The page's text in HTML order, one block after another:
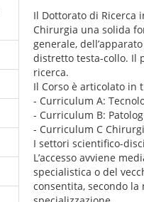
Il Dottorato di Ricerca
Chirurgia una solida
generale,
distretto testa-collo. Il
ricerca.
Il Corso è articolato in
- Curriculum A:
- Curriculum B:
- Curriculum C
I settori scientifico-
L’accesso avviene
specialistica o del
consentita, secondo